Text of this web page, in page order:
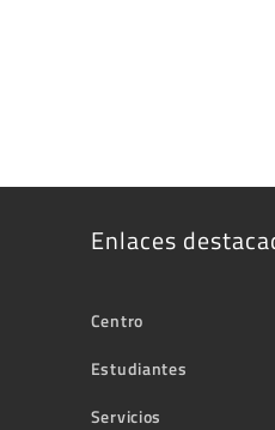
Enlaces
Centro
Estudiantes
Servicios